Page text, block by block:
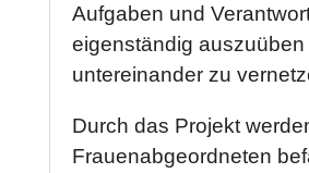
Aufgaben und
eigenständig auszuüben
untereinander zu
Durch das Projekt
Frauenabgeordneten